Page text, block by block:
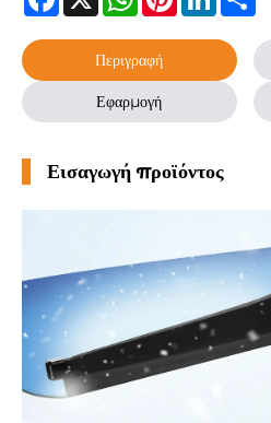
Περιγραφή
Εφαρμογή
Εισαγωγή προϊόντος